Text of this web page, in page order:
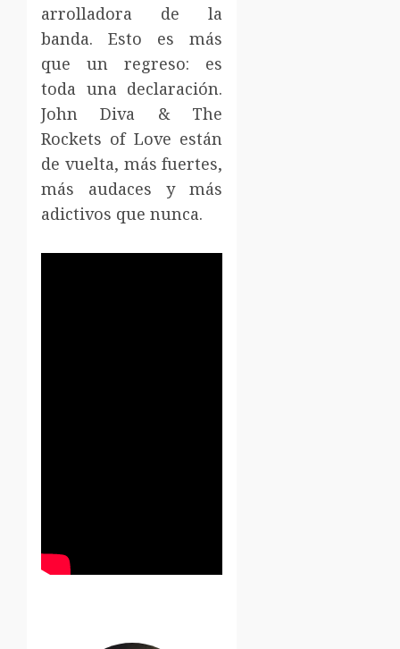
arrolladora de la
banda. Esto es más
que un regreso: es
toda una declaración.
John Diva & The
Rockets of Love están
de vuelta, más fuertes,
más audaces y más
adictivos que nunca.